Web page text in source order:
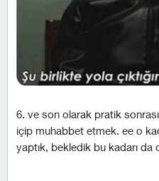
6. ve son olarak pratik
içip muhabbet etmek. ee o
yaptık, bekledik bu kadarı da